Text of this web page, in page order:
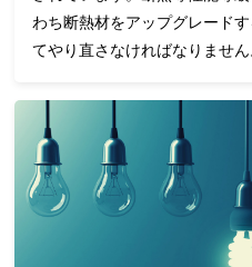
わち断熱材をアップグレード
てやり直さなければなりません